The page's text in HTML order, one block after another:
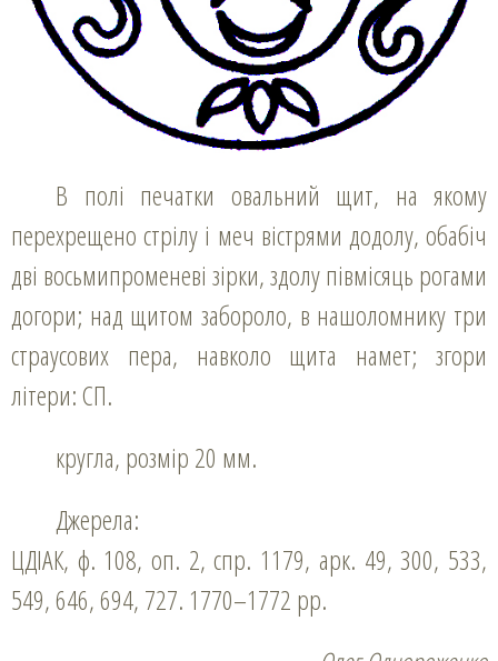
В полі печатки овальний щит, на якому
перехрещено стрілу і меч вістрями додолу, обабіч
дві восьмипроменеві зірки, здолу півмісяць рогами
догори; над щитом забороло, в нашоломнику три
страусових пера, навколо щита намет; згори
літери: СП.
кругла, розмір 20 мм.
Джерела:
ЦДІАК, ф. 108, оп. 2, спр. 1179, арк. 49, 300, 533,
549, 646, 694, 727. 1770–1772 рр.